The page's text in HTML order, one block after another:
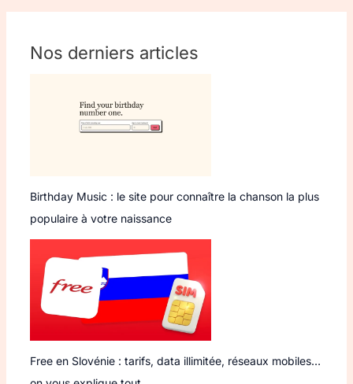
Nos derniers articles
Birthday Music : le site pour connaître la chanson la plus
populaire à votre naissance
Free en Slovénie : tarifs, data illimitée, réseaux mobiles…